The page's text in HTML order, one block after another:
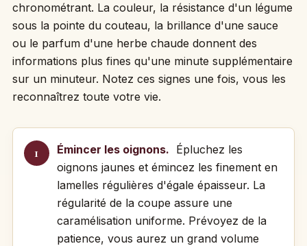
chronométrant. La couleur, la résistance d'un légume
sous la pointe du couteau, la brillance d'une sauce
ou le parfum d'une herbe chaude donnent des
informations plus fines qu'une minute supplémentaire
sur un minuteur. Notez ces signes une fois, vous les
reconnaîtrez toute votre vie.
Émincer les oignons. Épluchez les
oignons jaunes et émincez les finement en
lamelles régulières d'égale épaisseur. La
régularité de la coupe assure une
caramélisation uniforme. Prévoyez de la
patience, vous aurez un grand volume